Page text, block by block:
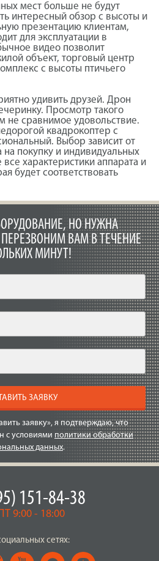
мест больше не будут
интересный обзор с высоты и
презентацию клиентам,
для эксплуатации в
видео позволит
объект, торговый центр
с высоты птичьего
удивить друзей. Дрон
Просмотр такого
не сравнимое удовольствие.
квадрокоптер с
Выбор зависит от
покупку и индивидуальных
характеристики аппарата и
будет соответствовать
НО НУЖНА
ВАМ В ТЕЧЕНИЕ
МИНУТ!
ЗАЯВКУ
заявку», я подтверждаю, что
с условиями политики обработки
данных.
151-84-38
9:00 - 18:00
сетях: